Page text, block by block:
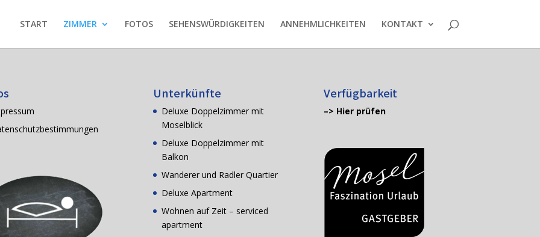
START ZIMMER FOTOS SEHENSWÜRDIGKEITEN ANNEHMLICHKEITEN KONTAKT
Unterkünfte
Deluxe Doppelzimmer mit
Moselblick
Deluxe Doppelzimmer mit
Balkon
Wanderer und Radler Quartier
Deluxe Apartment
Wohnen auf Zeit – serviced
apartment
Verfügbarkeit
–> Hier prüfen